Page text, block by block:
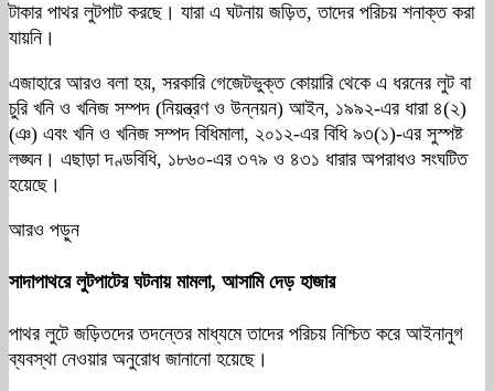
টাকার পাথর লুটপাট করছে। যারা এ ঘটনায় জড়িত, তাদের পরিচয় শনাক্ত করা
যায়নি।
এজাহারে আরও বলা হয়, সরকারি গেজেটভুক্ত কোয়ারি থেকে এ ধরনেরলুট বা
চুরি খনি ও খনিজ সম্পদ (নিয়ন্ত্রণ ও উন্নয়ন) আইন, ১৯৯২-এর ধারা ৪(২)
(ঞ) এবং খনি ও খনিজ সম্পদ বিধিমালা, ২০১২-এর বিধি ৯৩(১)-এর সুস্পষ্ট
লঙ্ঘন। এছাড়া দণ্ডবিধি, ১৮৬০-এর ৩৭৯ ও ৪৩১ ধারার অপরাধও সংঘটিত
হয়েছে।
আরও পড়ুন
সাদাপাথরে লুটপাটের ঘটনায় মামলা, আসামি দেড় হাজার
পাথর লুটে জড়িতদের তদন্তের মাধ্যমে তাদের পরিচয় নিশ্চিত করে আইনানুগ
ব্যবস্থা নেওয়ার অনুরোধ জানানো হয়েছে।